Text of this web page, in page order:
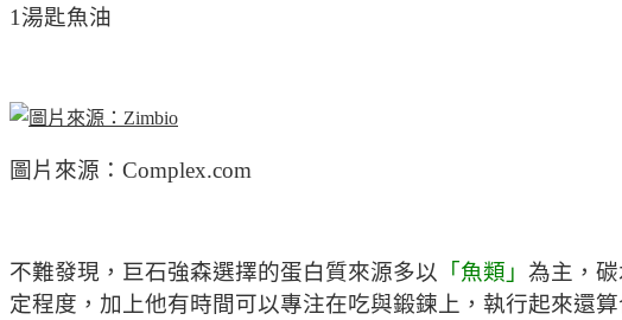
1湯匙魚油
圖片來源：Complex.com
不難發現，巨石強森選擇的蛋白質來源多以 「魚類」 為主，
定程度，加上他有時間可以專注在吃與鍛鍊上，執行起來還算